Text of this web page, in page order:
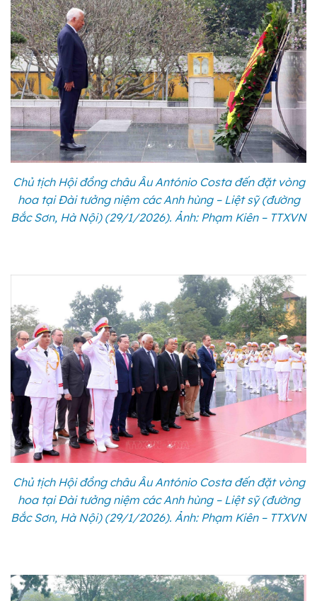
Chủ tịch Hội đồng châu Âu António Costa đến đặt vòng
hoa tại Đài tưởng niệm các Anh hùng – Liệt sỹ (đường
Bắc Sơn, Hà Nội) (29/1/2026). Ảnh: Phạm Kiên – TTXVN
Chủ tịch Hội đồng châu Âu António Costa đến đặt vòng
hoa tại Đài tưởng niệm các Anh hùng – Liệt sỹ (đường
Bắc Sơn, Hà Nội) (29/1/2026). Ảnh: Phạm Kiên – TTXVN